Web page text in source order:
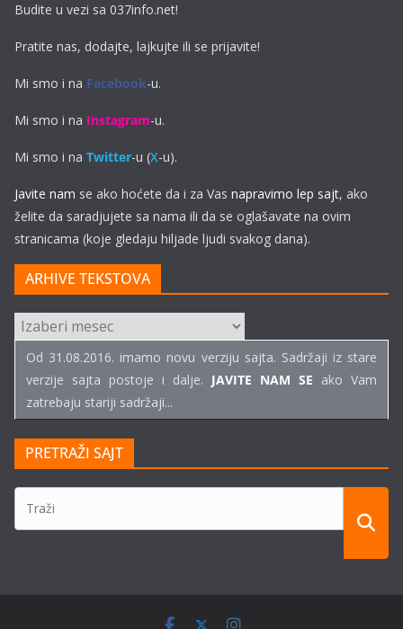
Budite u vezi sa 037info.net!
Pratite nas, dodajte, lajkujte ili se prijavite!
Mi smo i na Facebook-u.
Mi smo i na Instagram-u.
Mi smo i na Twitter-u (X-u).
Javite nam se ako hoćete da i za Vas napravimo lep sajt, ako
želite da saradjujete sa nama ili da se oglašavate na ovim
stranicama (koje gledaju hiljade ljudi svakog dana).
ARHIVE TEKSTOVA
ARHIVE
TEKSTOVA
Od 31.08.2016. imamo novu verziju sajta. Sadržaji iz stare
verzije sajta postoje i dalje. JAVITE NAM SE ako Vam
zatrebaju stariji sadržaji...
PRETRAŽI SAJT